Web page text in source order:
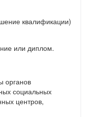
квалификации)
или диплом.
органов
социальных
центров,